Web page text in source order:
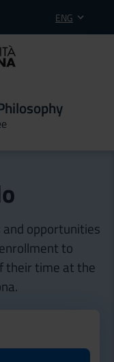
ENG
and opportunities
to
their time at the